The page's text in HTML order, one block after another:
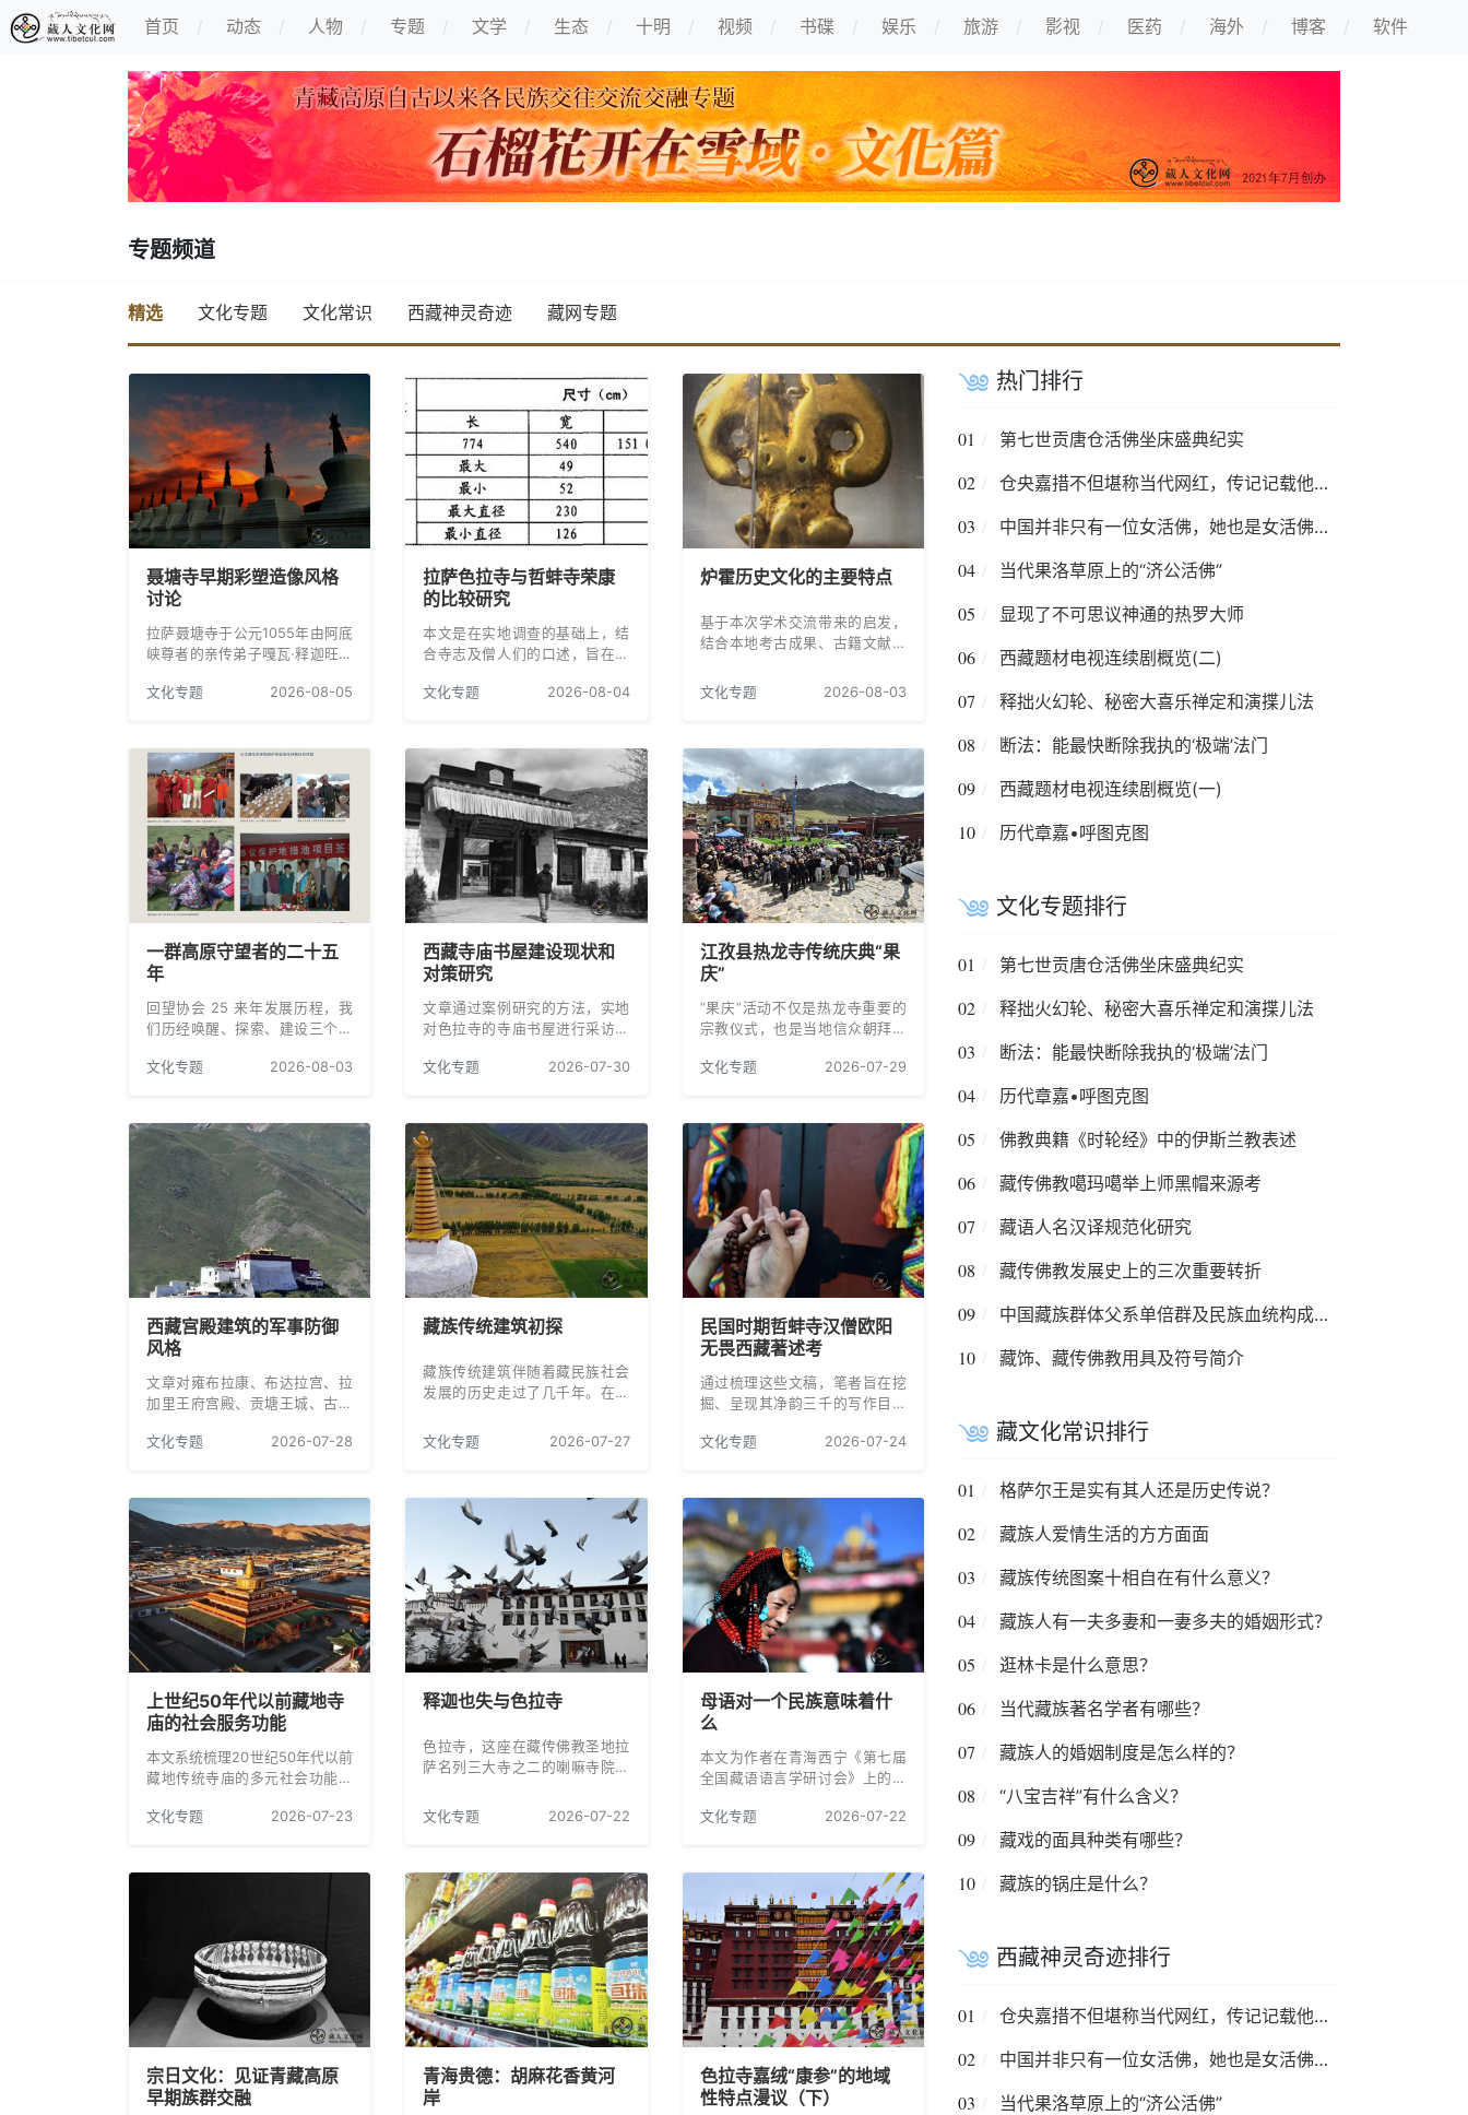
首页 动态 人物 专题 文学 生态 十明 视频 书碟 娱乐 旅游 影视 医药 海外 博客 软件
专题频道
精选 文化专题 文化常识 西藏神灵奇迹 藏网专题
聂塘寺早期彩塑造像风格
讨论
拉萨聂塘寺于公元1055年由阿底
峡尊者的亲传弟子嘎瓦·释迦旺丘
要寺庙。寺内有诸多藏传佛教文
据。
文化专题 2026-08-05
拉萨色拉寺与哲蚌寺荣康
的比较研究
本文是在实地调查的基础上，结
合寺志及僧人们的口述，旨在对
厨具类型以及食品供应等，作一
康”有一个系统、准确的了解与认
识。
文化专题 2026-08-04
炉霍历史文化的主要特点
基于本次学术交流带来的启发，
结合本地考古成果、古籍文献、
等各类资料，系统梳理归纳炉霍
历史文化的七大核心特点，为学
研究康北地域历史文化提供基础
参考。
文化专题 2026-08-03
一群高原守望者的二十五
年
回望协会 25 来年发展历程，我
们历经唤醒、探索、建设三个阶
持三江源保护工作。
文化专题 2026-08-03
西藏寺庙书屋建设现状和
对策研究
文章通过案例研究的方法，实地
对色拉寺的寺庙书屋进行采访，
个全景，并且对“寺庙书屋”发展
文化专题 2026-07-30
江孜县热龙寺传统庆典“果
庆”
“果庆”活动不仅是热龙寺重要的
宗教仪式，也是当地信众朝拜、
传佛教竹巴噶举派的传统宗教文
文化专题 2026-07-29
西藏宫殿建筑的军事防御
风格
文章对雍布拉康、布达拉宫、拉
加里王府宫殿、贡塘王城、古格
建筑进行分析，扼要地论述了西
文化专题 2026-07-28
藏族传统建筑初探
藏族传统建筑伴随着藏民族社会
发展的历史走过了几千年。在这
以它独特的风格，在整个藏族文
明中扮演了重要的角色，使得我
能不谈藏族传统建筑。
文化专题 2026-07-27
民国时期哲蚌寺汉僧欧阳
无畏西藏著述考
通过梳理这些文稿，笔者旨在挖
掘、呈现其净韵三千的写作目的
藏问题的深刻检视、问题根源的
家国情怀和使命担当。
文化专题 2026-07-24
上世纪50年代以前藏地寺
庙的社会服务功能
本文系统梳理20世纪50年代以前
藏地传统寺庙的多元社会功能，
代发展阐释宗教中国化的历史必
文化专题 2026-07-23
释迦也失与色拉寺
色拉寺，这座在藏传佛教圣地拉
萨名列三大寺之二的喇嘛寺院，
且是与永乐大帝明成祖有直接关
系的一座大寺。
文化专题 2026-07-22
母语对一个民族意味着什
么
本文为作者在青海西宁《第七届
全国藏语语言学研讨会》上的发
文化专题
2026-07-22
宗日文化：见证青藏高原
早期族群交融
青海贵德：胡麻花香黄河
岸
色拉寺嘉绒“康参”的地域
性特点漫议（下）
热门排行
01 第七世贡唐仓活佛坐床盛典纪实
02 仓央嘉措不但堪称当代网红，传记记载他的相貌更是惊为天人
03 中国并非只有一位女活佛，她也是女活佛！拉卜楞寺还有她的位置
04 当代果洛草原上的“济公活佛”
05 显现了不可思议神通的热罗大师
06 西藏题材电视连续剧概览(二)
07 释拙火幻轮、秘密大喜乐禅定和演揲儿法
08 断法：能最快断除我执的‘极端’法门
09 西藏题材电视连续剧概览(一)
10 历代章嘉•呼图克图
文化专题排行
01 第七世贡唐仓活佛坐床盛典纪实
02 释拙火幻轮、秘密大喜乐禅定和演揲儿法
03 断法：能最快断除我执的‘极端’法门
04 历代章嘉•呼图克图
05 佛教典籍《时轮经》中的伊斯兰教表述
06 藏传佛教噶玛噶举上师黑帽来源考
07 藏语人名汉译规范化研究
08 藏传佛教发展史上的三次重要转折
09 中国藏族群体父系单倍群及民族血统构成情况
10 藏饰、藏传佛教用具及符号简介
藏文化常识排行
01 格萨尔王是实有其人还是历史传说？
02 藏族人爱情生活的方方面面
03 藏族传统图案十相自在有什么意义？
04 藏族人有一夫多妻和一妻多夫的婚姻形式？
05 逛林卡是什么意思？
06 当代藏族著名学者有哪些？
07 藏族人的婚姻制度是怎么样的？
08 “八宝吉祥”有什么含义？
09 藏戏的面具种类有哪些？
10 藏族的锅庄是什么？
西藏神灵奇迹排行
01 仓央嘉措不但堪称当代网红，传记记载他的相貌更是惊为天人
02 中国并非只有一位女活佛，她也是女活佛！拉卜楞寺还有她的位置
03 当代果洛草原上的“济公活佛”